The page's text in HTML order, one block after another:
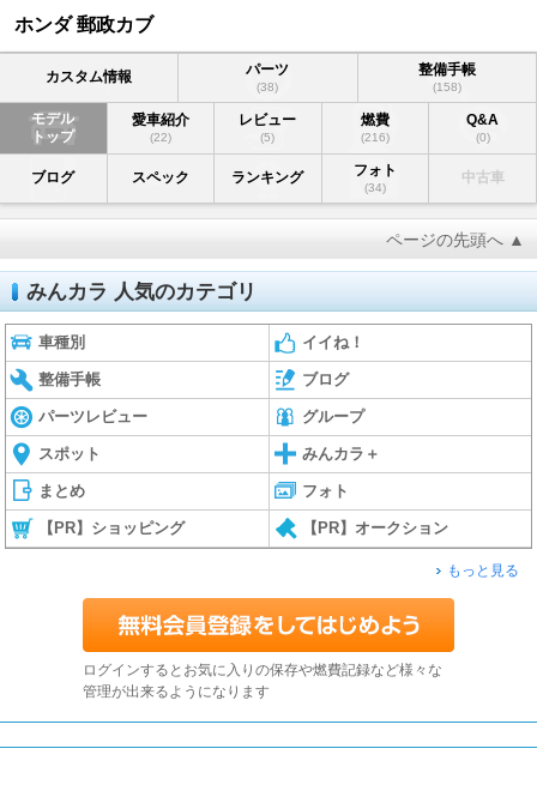
ホンダ 郵政カブ
カスタム情報 パーツ
(38)
整備手帳
(158)
モデル
トップ
愛車紹介
(22)
レビュー
(5)
燃費
(216)
Q&A
(0)
ブログ スペック ランキング フォト
(34)
中古車
ページの先頭へ ▲
みんカラ 人気のカテゴリ
車種別 イイね！
整備手帳 ブログ
パーツレビュー グループ
スポット みんカラ＋
まとめ フォト
【PR】ショッピング 【PR】オークション
もっと見る
ログインするとお気に入りの保存や燃費記録など様々な
管理が出来るようになります